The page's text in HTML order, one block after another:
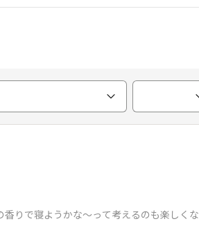
りで寝ようかな〜って考えるのも楽しくな